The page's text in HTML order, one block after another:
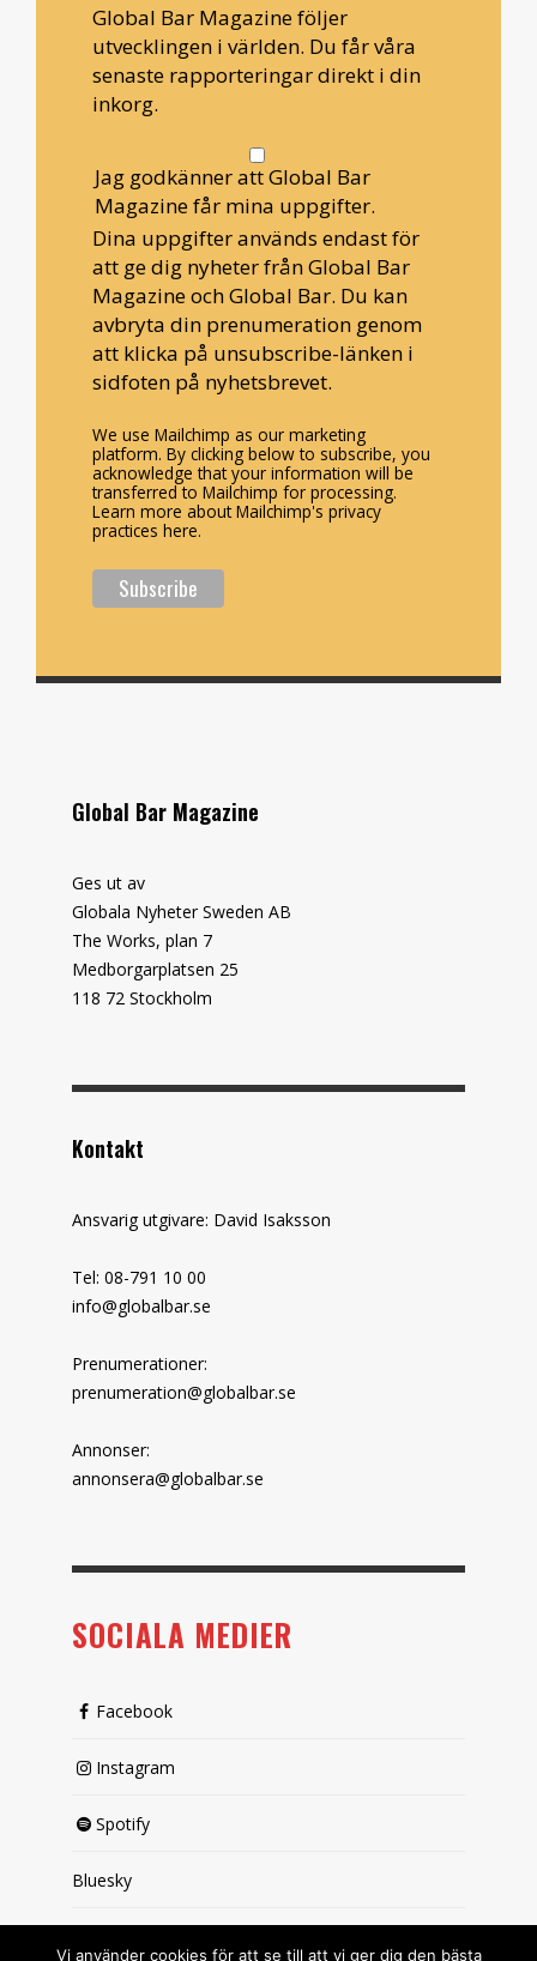
Global Bar Magazine följer
utvecklingen i världen. Du får våra
senaste rapporteringar direkt i din
inkorg.
Jag godkänner att Global Bar
Magazine får mina uppgifter.
Dina uppgifter används endast för
att ge dig nyheter från Global Bar
Magazine och Global Bar. Du kan
avbryta din prenumeration genom
att klicka på unsubscribe-länken i
sidfoten på nyhetsbrevet.
We use Mailchimp as our marketing
platform. By clicking below to subscribe, you
acknowledge that your information will be
transferred to Mailchimp for processing.
Learn more about Mailchimp's privacy
practices here.
Global Bar Magazine
Ges ut av
Globala Nyheter Sweden AB
The Works, plan 7
Medborgarplatsen 25
118 72 Stockholm
Kontakt
Ansvarig utgivare: David Isaksson
Tel: 08-791 10 00
info@globalbar.se
Prenumerationer:
prenumeration@globalbar.se
Annonser:
annonsera@globalbar.se
SOCIALA MEDIER
Facebook
Instagram
Spotify
Bluesky
Vi använder cookies för att se till att vi ger dig den bästa